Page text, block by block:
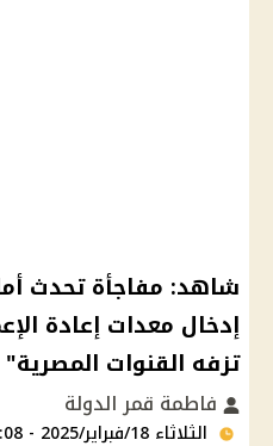
شاهد: مفاجأة تحدث
إدخال معدات إعادة
تزفه القنوات المصرية"
فاطمة قمر الدولة
الثلاثاء 18/فبراير/2025 - 12:08 م